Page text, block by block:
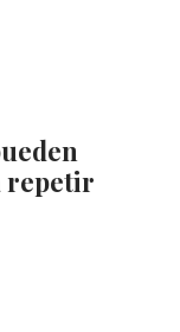
repetir